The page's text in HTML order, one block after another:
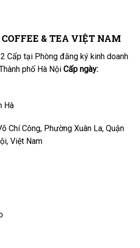
& TEA VIỆT NAM
Cấp tại Phòng đăng ký kinh doanh
phố Hà Nội Cấp ngày:
Hà
Chí Công, Phường Xuân La, Quận
Việt Nam